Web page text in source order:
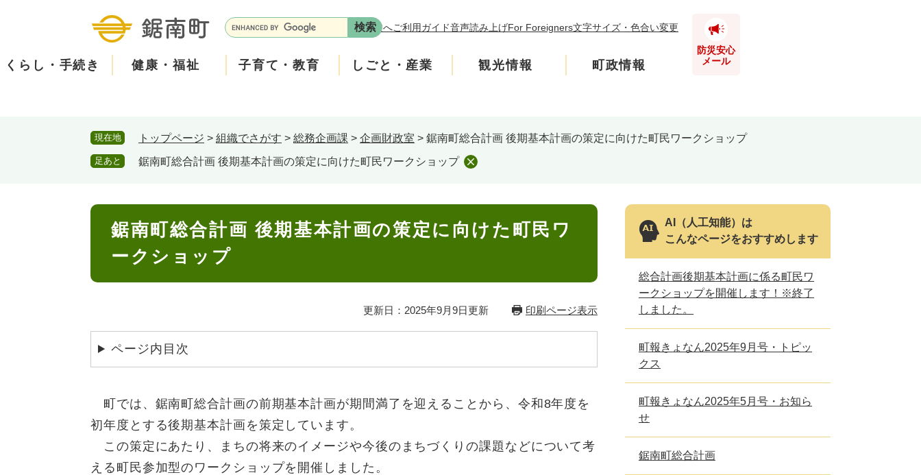
G
o
g
ス
タ
索
防災安心
メール
本文へご利用ガイド音声読み上げFor Foreigners文字サイズ・色合い変更
くらし・手続き
住民票・戸籍 保険・年金
消防・防災 防犯・安全 上水道・下水道
ごみ・環境・ペット
とじる
健康・福祉
健康・医療 福祉・介護
子育て・教育
教育
しごと・産業
産業振興 しごと
観光情報
観る・遊ぶ
観光パンフレット
とじる
町政情報
町の概要 政策・施策
町の取り組み 広報・広聴 町政への参加
職員採用・人事
とじる
現在、掲載されている情報はありません。
現在地 トップページ > 組織でさがす > 総務企画課 > 企画財政室 > 鋸南町総合計画 後期基本計画の策定に向けた町民ワークショップ
足あと 鋸南町総合計画 後期基本計画の策定に向けた町民ワークショップ
本
鋸南町総合計画 後期基本計画の策定に向けた町民ワ
ークショップ
更新日：2025年9月9日更新 印刷ページ表示
ページ内目次
町では、鋸南町総合計画の前期基本計画が期間満了を迎えることから、令和8年度を
初年度とする後期基本計画を策定しています。
この策定にあたり、まちの将来のイメージや今後のまちづくりの課題などについて考
える町民参加型のワークショップを開催しました。
AI（人工知能）は
こんなページをおすすめします
総合計画後期基本計画に係る町民ワ
ークショップを開催します！※終了
しました。
町報きょなん2025年9月号・トピッ
クス
町報きょなん2025年5月号・お知ら
せ
鋸南町総合計画